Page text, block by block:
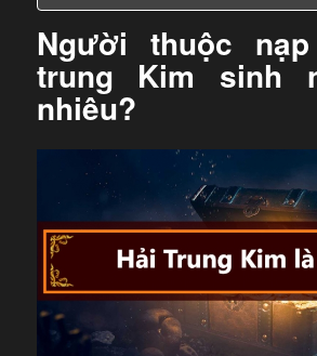
Người thuộc
trung Kim sinh
nhiêu?